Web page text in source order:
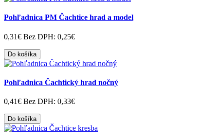
Pohľadnica PM Čachtice hrad a model
0,31€ Bez DPH: 0,25€
Do košíka
Pohľadnica Čachtický hrad nočný
0,41€ Bez DPH: 0,33€
Do košíka